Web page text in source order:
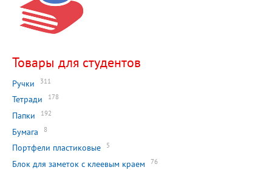
Товары для студентов
Ручки 311
Тетради 178
Папки 192
Бумага 8
Портфели пластиковые 5
Блок для заметок с клеевым краем 76